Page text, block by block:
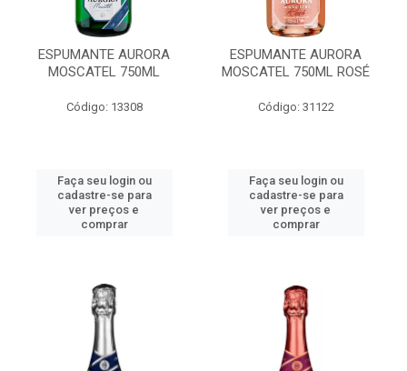
ESPUMANTE AURORA
MOSCATEL 750ML
Código: 13308
Faça seu login ou
cadastre-se para
ver preços e
comprar
ESPUMANTE AURORA
MOSCATEL 750ML ROSÉ
Código: 31122
Faça seu login ou
cadastre-se para
ver preços e
comprar